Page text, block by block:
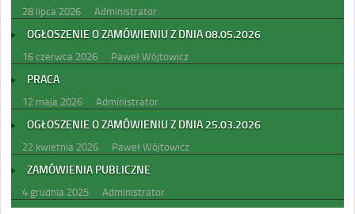
28 lipca 2026 Administrator
OGŁOSZENIE O ZAMÓWIENIU Z DNIA 08.05.2026
16 czerwca 2026 Paweł Wójtowicz
PRACA
12 maja 2026 Administrator
OGŁOSZENIE O ZAMÓWIENIU Z DNIA 25.03.2026
22 kwietnia 2026 Paweł Wójtowicz
ZAMÓWIENIA PUBLICZNE
4 grudnia 2025 Administrator